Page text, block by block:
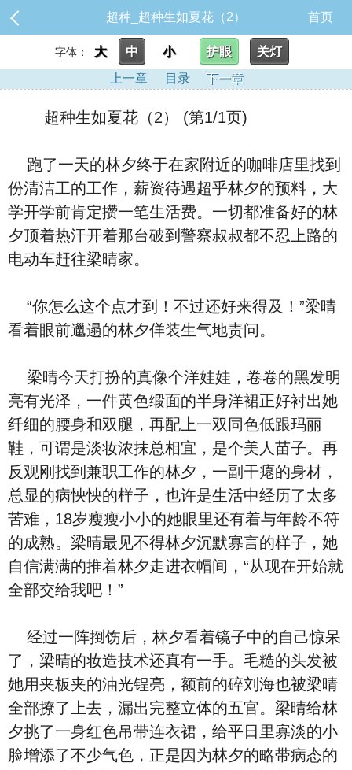
超种_超种生如夏花（2） 首页
字体： 大 中 小 护眼
关灯
上一章
目录 下一章
超种生如夏花（2） (第1/1页)
跑了一天的林夕终于在家附近的咖啡店里找到
份清洁工的工作，薪资待遇超乎林夕的预料，大
学开学前肯定攒一笔生活费。一切都准备好的林
夕顶着热汗开着那台破到警察叔叔都不忍上路的
电动车赶往梁晴家。
“你怎么这个点才到！不过还好来得及！”梁晴
看着眼前邋遢的林夕佯装生气地责问。
梁晴今天打扮的真像个洋娃娃，卷卷的黑发明
亮有光泽，一件黄色缎面的半身洋裙正好衬出她
纤细的腰身和双腿，再配上一双同色低跟玛丽
鞋，可谓是淡妆浓抹总相宜，是个美人苗子。再
反观刚找到兼职工作的林夕，一副干瘪的身材，
总显的病怏怏的样子，也许是生活中经历了太多
苦难，18岁瘦瘦小小的她眼里还有着与年龄不符
的成熟。梁晴最见不得林夕沉默寡言的样子，她
自信满满的推着林夕走进衣帽间，“从现在开始就
全部交给我吧！”
经过一阵捯饬后，林夕看着镜子中的自己惊呆
了，梁晴的妆造技术还真有一手。毛糙的头发被
她用夹板夹的油光锃亮，额前的碎刘海也被梁晴
全部撩了上去，漏出完整立体的五官。梁晴给林
夕挑了一身红色吊带连衣裙，给平日里寡淡的小
脸增添了不少气色，正是因为林夕的略带病态的